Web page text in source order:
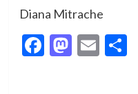
Diana Mitrache
Facebook
Email